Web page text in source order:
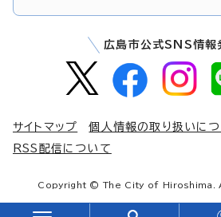
広島市公式SNS情報
サイトマップ 個人情報の取り扱いに
RSS配信について
Copyright © The City of Hiroshima.